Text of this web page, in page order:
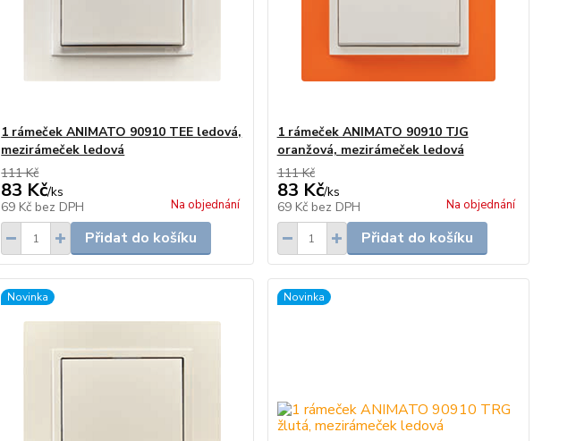
1 rámeček ANIMATO 90910 TEE ledová,
mezirámeček ledová
111 Kč
83 Kč/ks
69 Kč bez DPH Na objednání
Přidat do košíku
1 rámeček ANIMATO 90910 TJG
oranžová, mezirámeček ledová
111 Kč
83 Kč/ks
69 Kč bez DPH Na objednání
Přidat do košíku
Novinka Novinka